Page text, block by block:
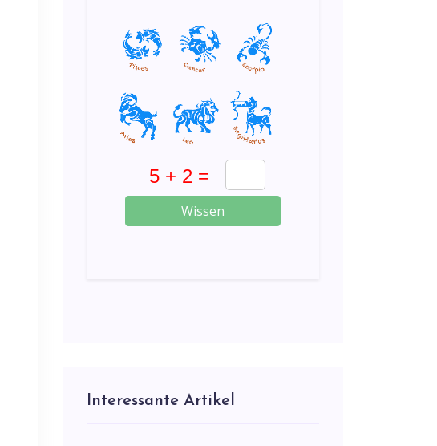
Wissen
Interessante Artikel